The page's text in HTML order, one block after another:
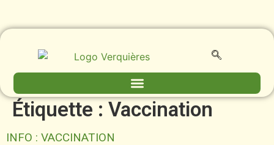
Étiquette : Vaccination
INFO : VACCINATION